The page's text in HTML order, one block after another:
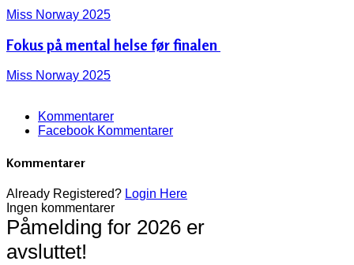
Miss Norway 2025
Fokus på mental helse før finalen ‍️
Miss Norway 2025
Kommentarer
Facebook Kommentarer
Kommentarer
Already Registered? Login Here
Ingen kommentarer
Påmelding for 2026 er
avsluttet!